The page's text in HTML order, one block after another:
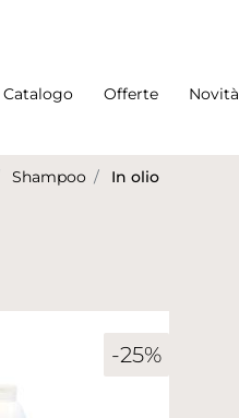
Catalogo Offerte Novità
Shampoo In olio
-25%